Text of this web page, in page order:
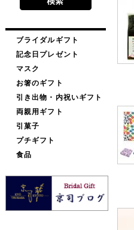
ブライダルギフト
記念日プレゼント
マスク
お箸のギフト
引き出物・内祝いギフト
両親用ギフト
引菓子
プチギフト
食品